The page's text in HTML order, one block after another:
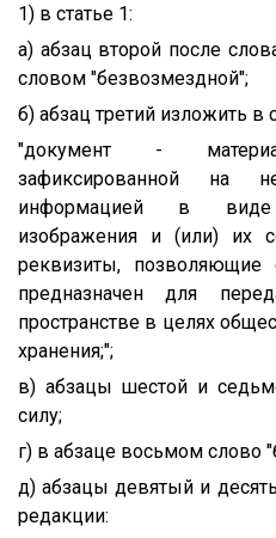
1) в статье 1:
а) абзац второй после
словом "безвозмездной";
б) абзац третий изложить
"документ -
зафиксированной
информацией в виде
изображения и (или) их
реквизиты, позволяющие
предназначен для
пространстве в целях
хранения;";
в) абзацы шестой и
силу;
г) в абзаце восьмом слово
д) абзацы девятый и
редакции: